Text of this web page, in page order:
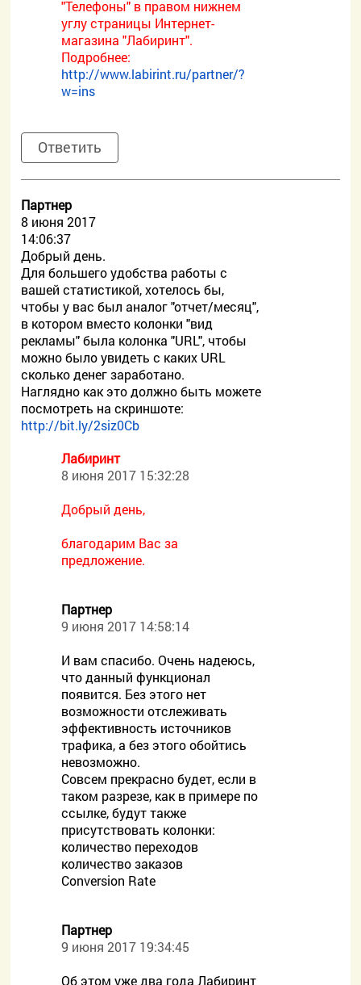
"Телефоны" в правом нижнем
углу страницы Интернет-
магазина "Лабиринт".
Подробнее:
http://www.labirint.ru/partner/?
w=ins
Ответить
Партнер
8 июня 2017
14:06:37
Добрый день.
Для большего удобства работы с
вашей статистикой, хотелось бы,
чтобы у вас был аналог "отчет/месяц",
в котором вместо колонки "вид
рекламы" была колонка "URL", чтобы
можно было увидеть с каких URL
сколько денег заработано.
Наглядно как это должно быть можете
посмотреть на скриншоте:
http://bit.ly/2siz0Cb
Лабиринт
8 июня 2017 15:32:28
Добрый день,
благодарим Вас за
предложение.
Партнер
9 июня 2017 14:58:14
И вам спасибо. Очень надеюсь,
что данный функционал
появится. Без этого нет
возможности отслеживать
эффективность источников
трафика, а без этого обойтись
невозможно.
Совсем прекрасно будет, если в
таком разрезе, как в примере по
ссылке, будут также
присутствовать колонки:
количество переходов
количество заказов
Conversion Rate
Партнер
9 июня 2017 19:34:45
Об этом уже два года Лабиринт